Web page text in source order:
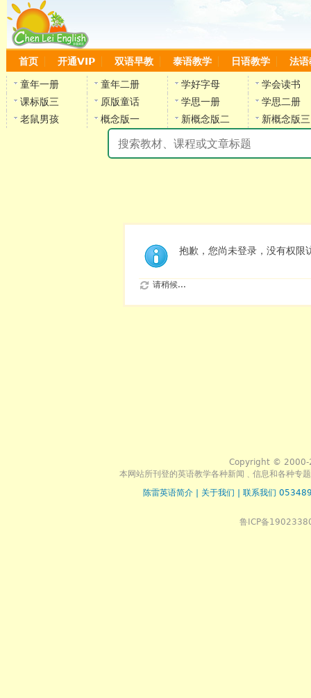
首页 开通VIP 双语早教 泰语教学 日语教学 法语
童年一册 童年二册 学好字母
学会读书
课标版三
原版童话 学思一册
学思二册
老鼠男孩
概念版一 新概念版二 新概念版三
抱歉，您尚未登录，没有权限
请稍候...
Copyright © 2000-
本网站所刊登的英语教学各种新闻﹑信息和各种专
陈雷英语简介
关于我们 联系我们
鲁ICP备